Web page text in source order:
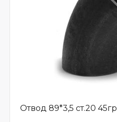
Отвод 89*3,5 ст.20 45гр